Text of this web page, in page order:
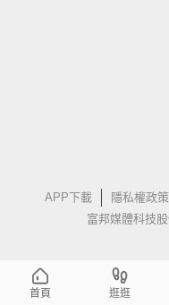
APP下載 隱私權政策
富邦媒體科技
首頁 逛逛